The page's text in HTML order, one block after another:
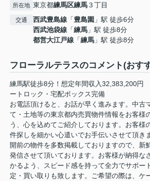
所在地 東京都練馬区練馬３丁目
交通 西武豊島線 「豊島園 」駅 徒歩6分
西武池袋線 「練馬 」駅 徒歩8分
都営大江戸線 「練馬 」駅 徒歩8分
フローラルテラスのコメント(おす
練馬駅徒歩8分！想定年間収入32,383,200円
ートロック・宅配ボックス完備
お電話頂けると、お話が早く進みます。中古
て・土地等の東京都内売買物件情報をお客様
う、心を込めてご紹介しております。お客様
件探しを細かい心遣いでお手伝いさせて頂き
開前の物件を多数掲載しておりますので、新
発信させて頂いております。お客様が納得な
かるよう、スピード感を持って全力でサポー
定・買い取りも致します。ご希望の際は、ケ